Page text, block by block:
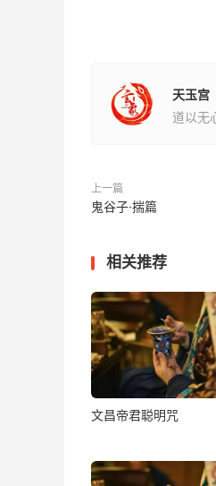
天玉宫
道以无
上一篇
鬼谷子·揣篇
相关推荐
文昌帝君聪明咒